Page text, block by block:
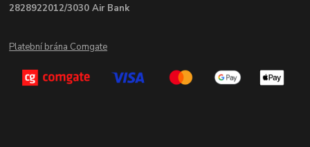
2828922012/3030 Air Bank
Platební brána Comgate